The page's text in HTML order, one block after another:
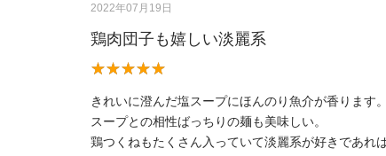
2022年07月19日
鶏肉団子も嬉しい淡麗系
きれいに澄んだ塩スープにほんのり魚介が香ります。
スープとの相性ばっちりの麺も美味しい。
鶏つくねもたくさん入っていて淡麗系が好きであれ